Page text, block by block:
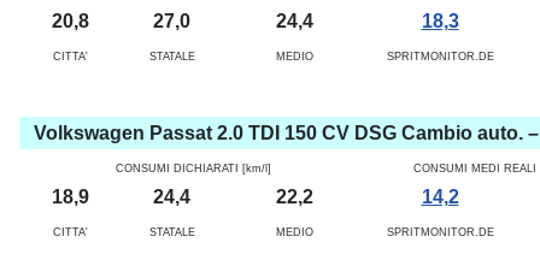
20,8 27,0 24,4 18,3
CITTA' STATALE MEDIO SPRITMONITOR.DE
Volkswagen Passat 2.0 TDI 150 CV DSG Cambio auto. –
CONSUMI DICHIARATI [km/l] CONSUMI MEDI REALI
18,9 24,4 22,2 14,2
CITTA' STATALE MEDIO SPRITMONITOR.DE